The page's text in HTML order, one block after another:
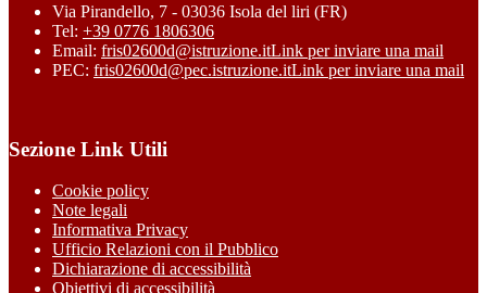
Via Pirandello, 7 - 03036 Isola del liri (FR)
Tel: +39 0776 1806306
Email: fris02600d@istruzione.itLink per inviare una mail
PEC: fris02600d@pec.istruzione.itLink per inviare una mail
Sezione Link Utili
Cookie policy
Note legali
Informativa Privacy
Ufficio Relazioni con il Pubblico
Dichiarazione di accessibilità
Obiettivi di accessibilità